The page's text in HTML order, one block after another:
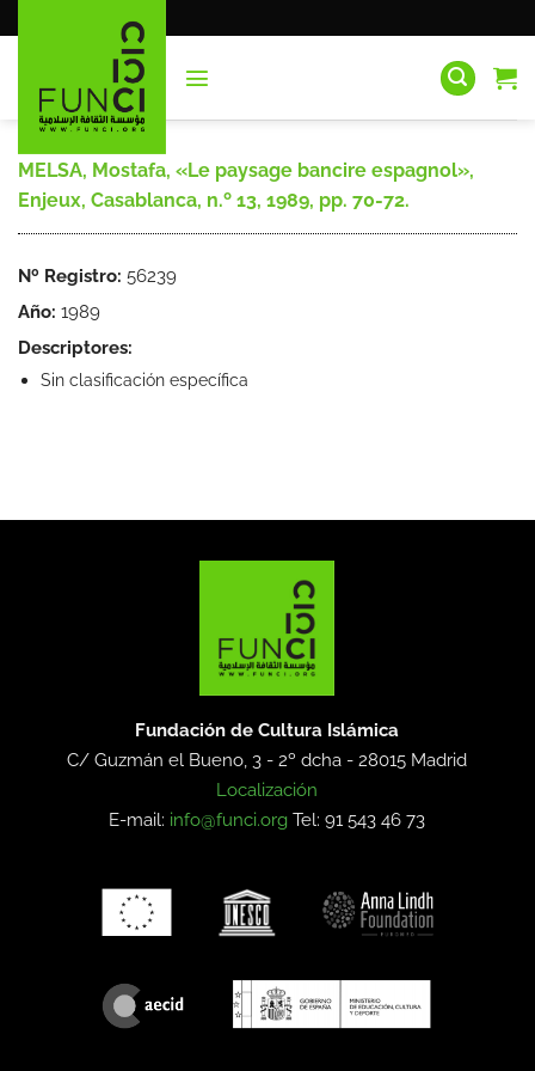
al
MELSA, Mostafa, «Le paysage bancire espagnol»,
Enjeux, Casablanca, n.º 13, 1989, pp. 70-72.
Nº Registro: 56239
Año: 1989
Descriptores:
Sin clasificación específica
Fundación de Cultura Islámica
C/ Guzmán el Bueno, 3 - 2º dcha -28015 Madrid
Localización
E-mail: info@funci.org Tel: 91 543 46 73